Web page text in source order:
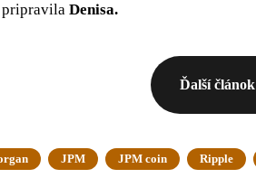
pripravila Denisa.
Ďalší článok
JPM JPM coin Ripple